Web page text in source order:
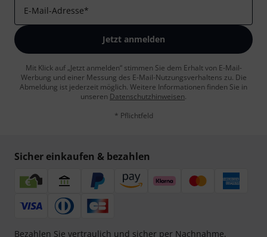
E-Mail-Adresse*
Jetzt anmelden
Mit Klick auf „Jetzt anmelden“ stimmen Sie dem Erhalt von E-Mail-
Werbung und einer Messung des E-Mail-Nutzungsverhaltens zu. Die
Abmeldung ist jederzeit möglich. Weitere Informationen finden Sie in
unseren Datenschutzhinweisen.
* Pflichtfeld
Sicher einkaufen & bezahlen
Bezahlen Sie vertraulich und sicher per Nachnahme,